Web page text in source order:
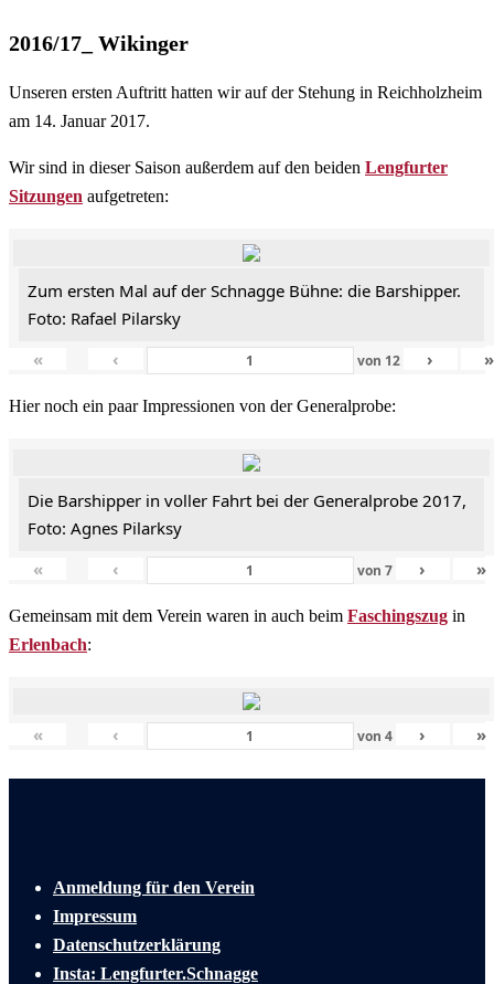
2016/17_ Wikinger
Unseren ersten Auftritt hatten wir auf der Stehung in Reichholzheim
am 14. Januar 2017.
Wir sind in dieser Saison außerdem auf den beiden Lengfurter
Sitzungen aufgetreten:
Zum ersten Mal auf der Schnagge Bühne: die Barshipper.
Foto: Rafael Pilarsky
«
‹ von 12 › »
Hier noch ein paar Impressionen von der Generalprobe:
Die Barshipper in voller Fahrt bei der Generalprobe 2017,
Foto: Agnes Pilarksy
«
‹ von 7 › »
Gemeinsam mit dem Verein waren in auch beim Faschingszug in
Erlenbach:
« ‹ von 4 › »
Anmeldung für den Verein
Impressum
Datenschutzerklärung
Insta: Lengfurter.Schnagge